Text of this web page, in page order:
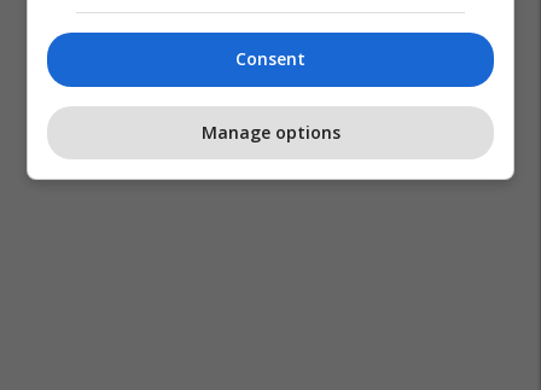
Consent
Manage options